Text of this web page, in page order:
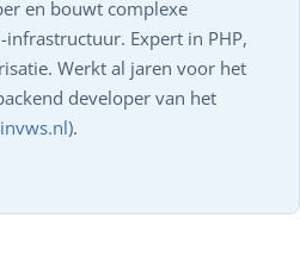
en bouwt complexe
Expert in PHP,
Werkt al jaren voor het
developer van het
).